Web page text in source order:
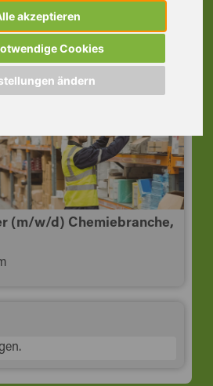
akzeptieren
Cookies
ändern
d) Kommissionierung,
(m/w/d) Chemiebranche,